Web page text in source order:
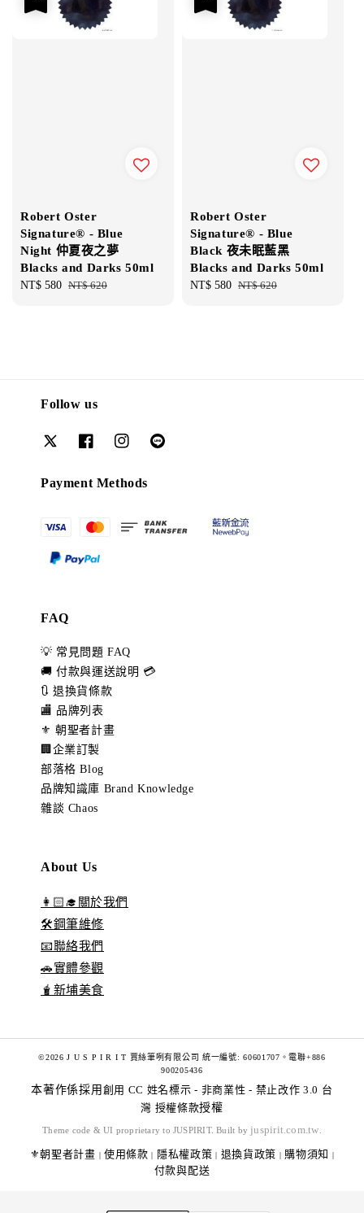
Robert Oster
Signature® - Blue
Night 仲夏夜之夢
Blacks and Darks 50ml
Sale
NT$ 580 Regular
NT$ 620
Robert Oster
Signature® - Blue
Black 夜未眠藍黑
Blacks and Darks 50ml
Sale
NT$ 580 Regular
NT$ 620
Follow us
Payment Methods
FAQ
💡 常見問題 FAQ
🚚 付款與運送說明 💳
🔃 退換貨條款
🏬 品牌列表
⚜️ 朝聖者計畫
🏢企業訂製
部落格 Blog
品牌知識庫 Brand Knowledge
雜談 Chaos
About Us
👩🏻‍🎓關於我們
🛠️鋼筆維修
📧聯絡我們
🚗實體參觀
🧋新埔美食
©2026 J U S P I R I T 賈絲筆咧有限公司 統一編號: 60601707。電聯+886
900205436
本著作係採用 創用 CC 姓名標示 - 非商業性 - 禁止改作 3.0 台
灣 授權條款授權
Theme code & UI proprietary to JUSPIRIT. Built by juspirit.com.tw
⚜️朝聖者計畫 | 使用條款 | 隱私權政策 | 退換貨政策 | 購物須知 |
付款與配送